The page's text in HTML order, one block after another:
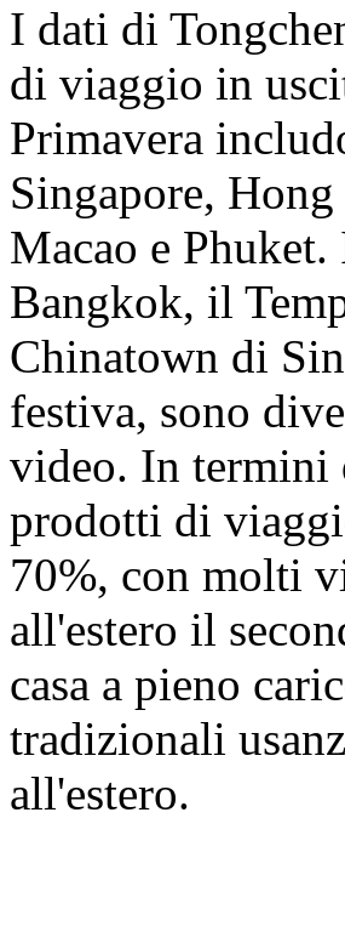
I dati di
di viaggio in
Primavera
Singapore,
Macao e
Bangkok, il
Chinatown di
festiva, sono
video. In
prodotti di
70%, con molti
all'estero il
casa a pieno
tradizionali
all'estero.